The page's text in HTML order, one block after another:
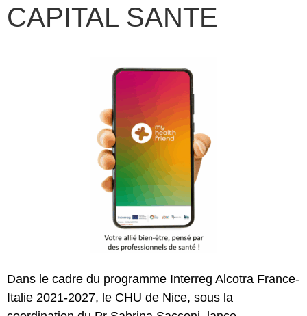
CAPITAL SANTE
Dans le cadre du programme Interreg Alcotra France-
Italie 2021-2027, le CHU de Nice, sous la